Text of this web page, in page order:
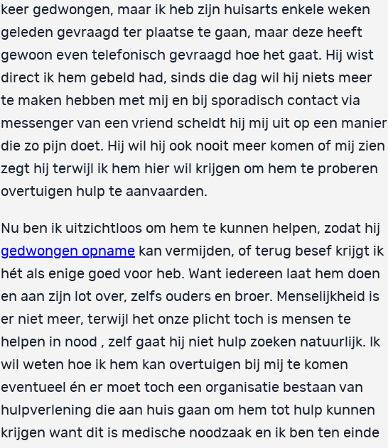
keer gedwongen, maar ik heb zijn huisarts enkele weken
geleden gevraagd ter plaatse te gaan, maar deze heeft
gewoon even telefonisch gevraagd hoe het gaat. Hij wist
direct ik hem gebeld had, sinds die dag wil hij niets meer
te maken hebben met mij en bij sporadisch contact via
messenger van een vriend scheldt hij mij uit op een manier
die zo pijn doet. Hij wil hij ook nooit meer komen of mij zien
zegt hij terwijl ik hem hier wil krijgen om hem te proberen
overtuigen hulp te aanvaarden.
Nu ben ik uitzichtloos om hem te kunnen helpen, zodat hij
gedwongen opname kan vermijden, of terug besef krijgt ik
hét als enige goed voor heb. Want iedereen laat hem doen
en aan zijn lot over, zelfs ouders en broer. Menselijkheid is
er niet meer, terwijl het onze plicht toch is mensen te
helpen in nood , zelf gaat hij niet hulp zoeken natuurlijk. Ik
wil weten hoe ik hem kan overtuigen bij mij te komen
eventueel én er moet toch een organisatie bestaan van
hulpverlening die aan huis gaan om hem tot hulp kunnen
krijgen want dit is medische noodzaak en ik ben ten einde